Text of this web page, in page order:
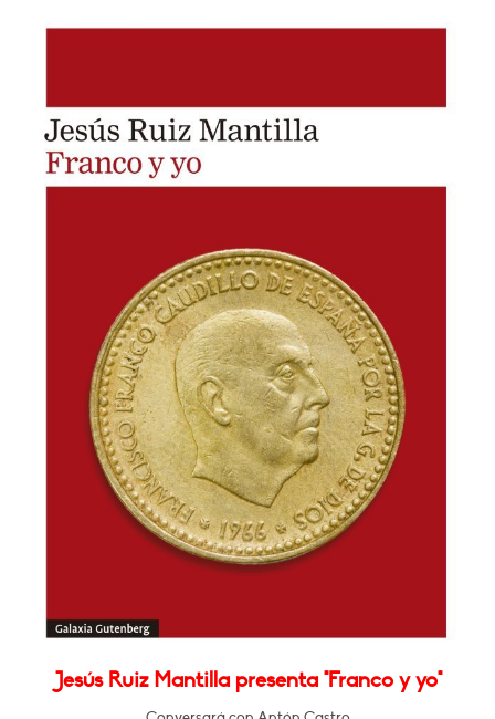
Jesús Ruiz Mantilla presenta "Franco y yo"